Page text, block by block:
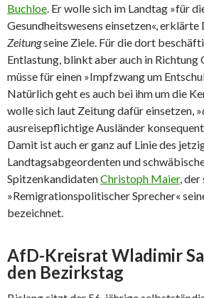
Buchloe . Er wolle sich im Landtag »für
Gesundheitswesens einsetzen«, erklärte
Zeitungseine Ziele. Für die dort
Entlastung, blinkt aber auch in Richtung
müsse für einen »Impfzwang um
Natürlich geht es auch bei ihm um die
wolle sich laut Zeitung dafür einsetzen,
ausreisepflichtige Ausländer
Damit ist auch er ganz auf Linie des
Landtagsabgeordenten und
SpitzenkandidatenChristoph Maier, der
»Remigrationspolitischer Sprecher«
bezeichnet.
AfD-Kreisrat Wladimir
den Bezirkstag